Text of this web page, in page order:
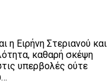
η Ειρήνη Στεριανού και
καθαρή σκέψη
υπερβολές ούτε